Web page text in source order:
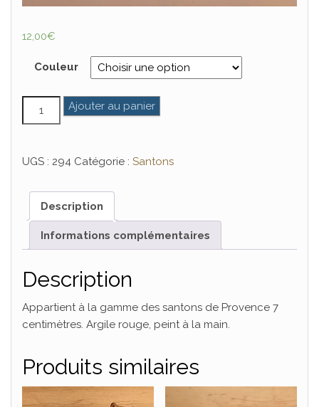
12,00€
Couleur
quantité de RaviAjouter au panier
UGS : 294 Catégorie : Santons
Description
Informations complémentaires
Description
Appartient à la gamme des santons de Provence 7
centimètres. Argile rouge, peint à la main.
Produits similaires